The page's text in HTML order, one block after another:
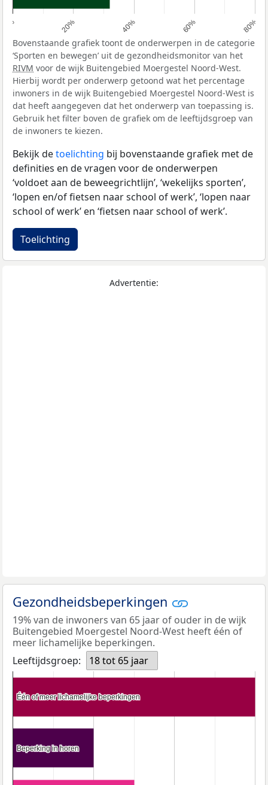
0% 20% 40% 60% 80%
Bovenstaande grafiek toont de onderwerpen in de categorie
‘Sporten en bewegen’ uit de gezondheidsmonitor van het
RIVM voor de wijk Buitengebied Moergestel Noord-West.
Hierbij wordt per onderwerp getoond wat het percentage
inwoners in de wijk Buitengebied Moergestel Noord-West is
dat heeft aangegeven dat het onderwerp van toepassing is.
Gebruik het filter boven de grafiek om de leeftijdsgroep van
de inwoners te kiezen.
Bekijk detoelichting bij bovenstaande grafiek met de
definities en de vragen voor de onderwerpen
‘voldoet aan de beweegrichtlijn’, ‘wekelijks sporten’,
‘lopen en/of fietsen naar school of werk’, ‘lopen naar
school of werk’ en ‘fietsen naar school of werk’.
Toelichting
Advertentie:
Gezondheidsbeperkingen
19% van de inwoners van 65 jaar of ouder in de wijk
Buitengebied Moergestel Noord-West heeft één of
meer lichamelijke beperkingen.
Leeftijdsgroep:
18 tot 65 jaar
Één of meer lichamelijke beperkingen
Één of meer lichamelijke beperkingen
Beperking in horen
Beperking in horen